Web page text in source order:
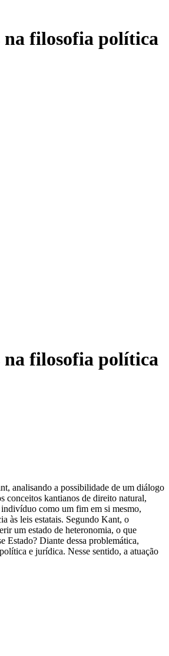
na filosofia política
na filosofia política
analisando a possibilidade de um diálogo
conceitos kantianos de direito natural,
como um fim em si mesmo,
às leis estatais. Segundo Kant, o
um estado de heteronomia, o que
Estado? Diante dessa problemática,
e jurídica. Nesse sentido, a atuação